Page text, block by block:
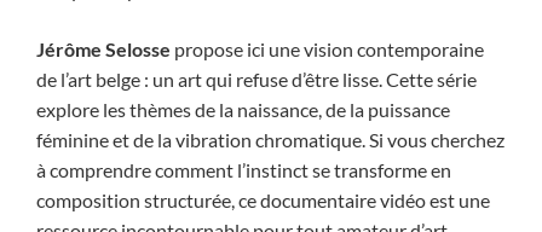
Jérôme Selosse propose ici une vision contemporaine
de l’art belge : un art qui refuse d’être lisse. Cette série
explore les thèmes de la naissance, de la puissance
féminine et de la vibration chromatique. Si vous cherchez
à comprendre comment l’instinct se transforme en
composition structurée, ce documentaire vidéo est une